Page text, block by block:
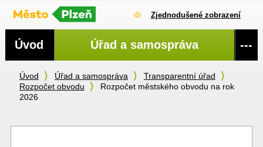
Zjednodušené zobrazení
Úvod Úřad a samospráva
Transparentní úřad
Rozpočet obvodu
Rozpočet městského obvodu na rok
2026
Navigace
Úvod Úřad a samospráva ---